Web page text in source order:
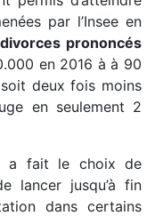
par l’Insee en
divorces prononcés
en 2016 à à 90
deux fois moins
en seulement 2
a fait le choix de
lancer jusqu’à fin
dans certains